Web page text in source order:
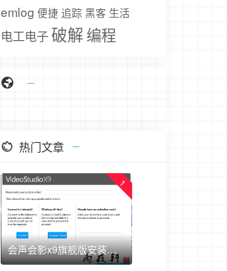
emlog 便捷追踪 黑客 生活
电工电子破解 编程
热门文章
1
会声会影x9旗舰版安装破解汉化教程（附上安装包+注册机+汉化包）